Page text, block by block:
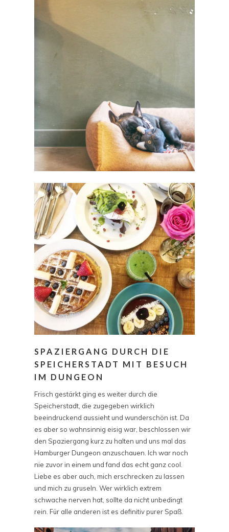
SPAZIERGANG DURCH DIE
SPEICHERSTADT MIT BESUCH
IM DUNGEON
Frisch gestärkt ging es weiter durch die
Speicherstadt, die zugegeben wirklich
beeindruckend aussieht und wunderschön ist. Da
es aber so wahnsinnig eisig war, beschlossen wir
den Spaziergang kurz zu halten und uns mal das
Hamburger Dungeon anzuschauen. Ich war noch
nie zuvor in einem und fand das echt ganz cool.
Liebe es aber auch, mich erschrecken zu lassen
und mich zu gruseln. Wer wirklich extrem
schwache nerven hat, sollte da nicht unbedingt
rein. Für alle anderen ist es definitiv purer Spaß.